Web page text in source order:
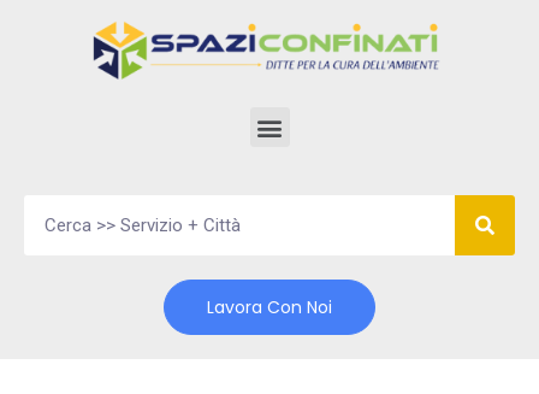
Lavora Con Noi